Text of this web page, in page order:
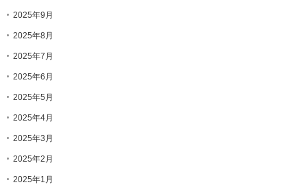
2025年9月
2025年8月
2025年7月
2025年6月
2025年5月
2025年4月
2025年3月
2025年2月
2025年1月